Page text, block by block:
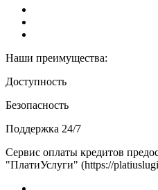
Наши преимущества:
Доступность
Безопасность
Поддержка 24/7
Сервис оплаты кредитов
"ПлатиУслуги" (https://